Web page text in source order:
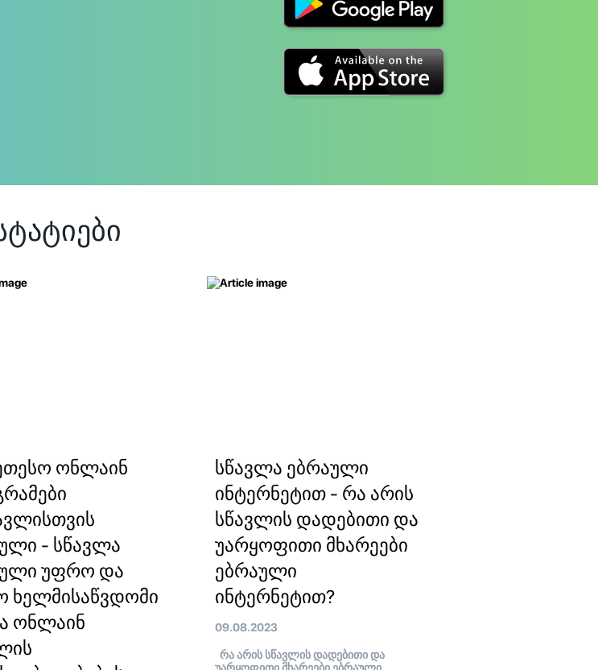
ონლაინ
- სწავლა
უფრო და
ხელმისაწვდომი
ონლაინ
სწავლა ებრაული
ინტერნეტით - რა არის
სწავლის დადებითი და
უარყოფითი მხარეები
ებრაული
ინტერნეტით?
09.08.2023
რა არის სწავლის დადებითი და